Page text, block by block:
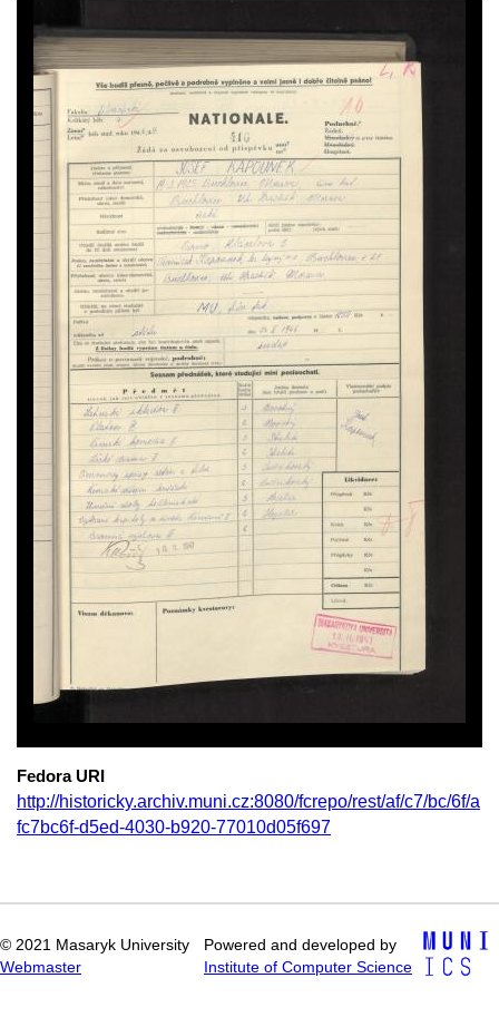
Fedora URI
http://historicky.archiv.muni.cz:8080/fcrepo/rest/af/c7/bc/6f/a
fc7bc6f-d5ed-4030-b920-77010d05f697
© 2021 Masaryk University
Webmaster
Powered and developed by
Institute of Computer Science